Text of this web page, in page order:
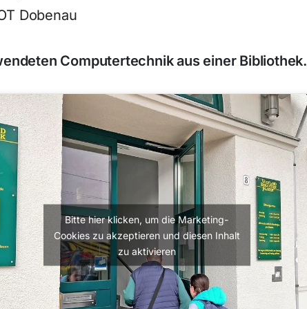
Dobenau
Computertechnik aus einer Bibliothek.
Bitte hier klicken, um die Marketing-
Cookies zu akzeptieren und diesen Inhalt
zu aktivieren